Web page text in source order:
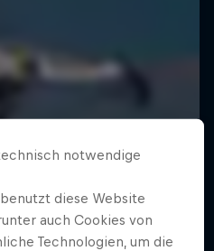
notwendige
diese Website
auch Cookies von
Technologien, um die